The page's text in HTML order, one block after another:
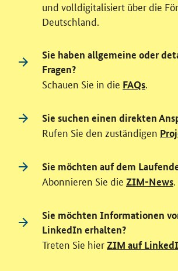
und volldigitalisiert über die
Deutschland.
Sie haben allgemeine oder
Fragen?
Schauen Sie in die FAQs.
Sie suchen einen direkten
Rufen Sie den zuständigen
Sie möchten auf dem
Abonnieren Sie die ZIM-News.
Sie möchten Informationen
LinkedIn erhalten?
Treten Sie hierZIM auf